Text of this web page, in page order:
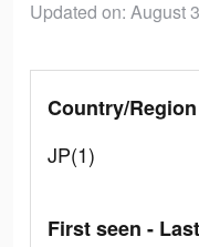
Updated on: August
Country/Region
JP(1)
First seen -